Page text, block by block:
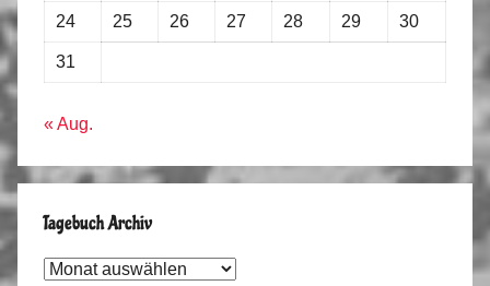
24 25 26 27 28 29 30
31
« Aug.
Tagebuch Archiv
Tagebuch